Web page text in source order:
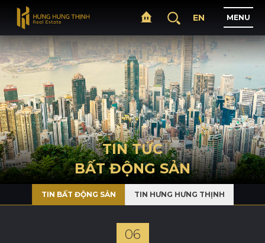
TRANG CHỦ
GIỚI THIỆU
D Ự Á N
C HOẠ
EN MENU
TIN TỨC
BẤT ĐỘNG SẢN
TIN BẤT ĐỘNG SẢN TIN HƯNG HƯNG THỊNH
06